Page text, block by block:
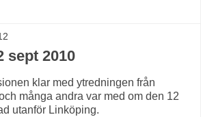
sept 2010
klar med ytredningen från
många andra var med om den 12
utanför Linköping.